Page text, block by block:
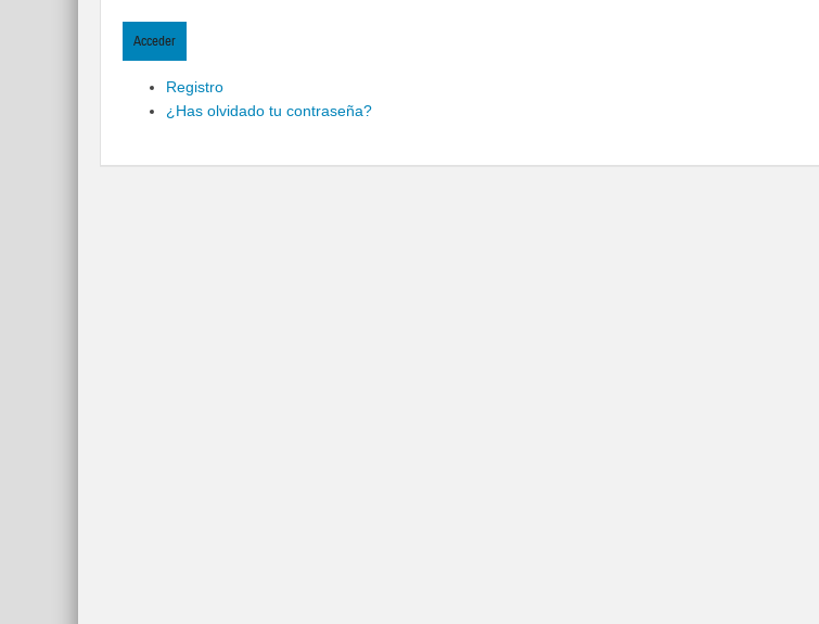
Acceder
Registro
¿Has olvidado tu contraseña?